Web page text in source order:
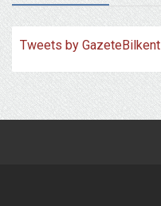
Tweets by GazeteBilkent